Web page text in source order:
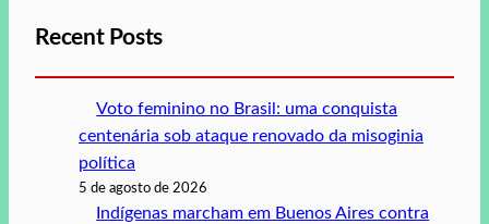
Recent Posts
Voto feminino no Brasil: uma conquista
centenária sob ataque renovado da misoginia
política
5 de agosto de 2026
Indígenas marcham em Buenos Aires contra